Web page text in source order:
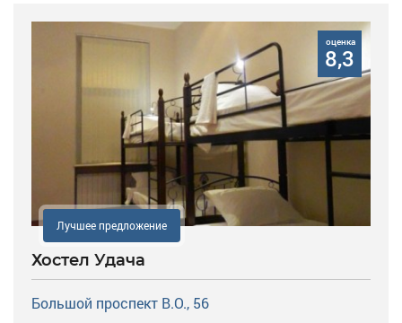
оценка
8,3
Лучшее предложение
Хостел Удача
Большой проспект В.О., 56